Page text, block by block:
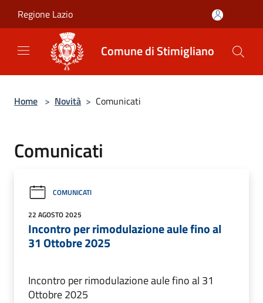
Regione Lazio
Comune di Stimigliano
Home > Novità > Comunicati
Comunicati
COMUNICATI
22 AGOSTO 2025
Incontro per rimodulazione aule fino al
31 Ottobre 2025
Incontro per rimodulazione aule fino al 31
Ottobre 2025